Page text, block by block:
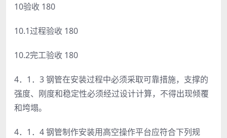
10验收 180
10.1过程验收 180
10.2完工验收 180
4．1．3 钢管在安装过程中必须采取可靠措施，支撑的
强度、刚度和稳定性必须经过设计计算，不得出现倾覆
和垮塌。
4．1．4 钢管制作安装用高空操作平台应符合下列规